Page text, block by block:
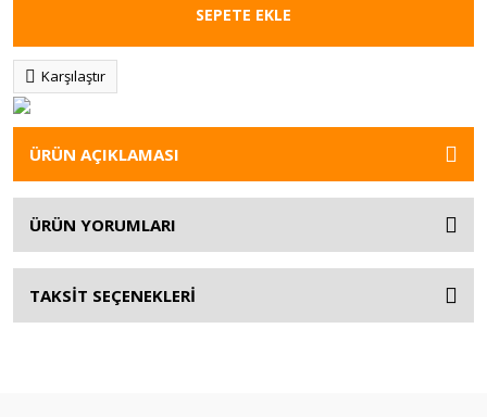
SEPETE EKLE
Karşılaştır
ÜRÜN AÇIKLAMASI
ÜRÜN YORUMLARI
TAKSİT SEÇENEKLERİ